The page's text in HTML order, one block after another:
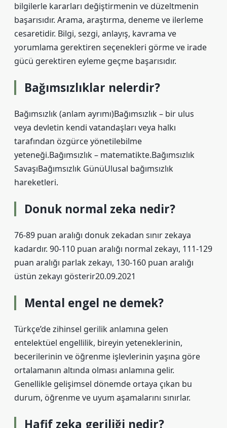
bilgilerle kararları değiştirmenin ve düzeltmenin
başarısıdır. Arama, araştırma, deneme ve ilerleme
cesaretidir. Bilgi, sezgi, anlayış, kavrama ve
yorumlama gerektiren seçenekleri görme ve irade
gücü gerektiren eyleme geçme başarısıdır.
Bağımsızlıklar nelerdir?
Bağımsızlık (anlam ayrımı)Bağımsızlık – bir ulus
veya devletin kendi vatandaşları veya halkı
tarafından özgürce yönetilebilme
yeteneği.Bağımsızlık – matematikte.Bağımsızlık
SavaşıBağımsızlık GünüUlusal bağımsızlık
hareketleri.
Donuk normal zeka nedir?
76-89 puan aralığı donuk zekadan sınır zekaya
kadardır. 90-110 puan aralığı normal zekayı, 111-129
puan aralığı parlak zekayı, 130-160 puan aralığı
üstün zekayı gösterir20.09.2021
Mental engel ne demek?
Türkçe’de zihinsel gerilik anlamına gelen
entelektüel engellilik, bireyin yeteneklerinin,
becerilerinin ve öğrenme işlevlerinin yaşına göre
ortalamanın altında olması anlamına gelir.
Genellikle gelişimsel dönemde ortaya çıkan bu
durum, öğrenme ve uyum aşamalarını sınırlar.
Hafif zeka geriliği nedir?